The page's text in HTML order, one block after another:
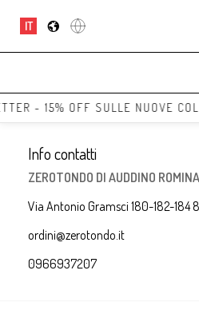
IT
- 15% OFF SULLE NUOVE
Info contatti
ZEROTONDO DI AUDDINO
Via Antonio Gramsci 180-182-184
ordini@zerotondo.it
0966937207